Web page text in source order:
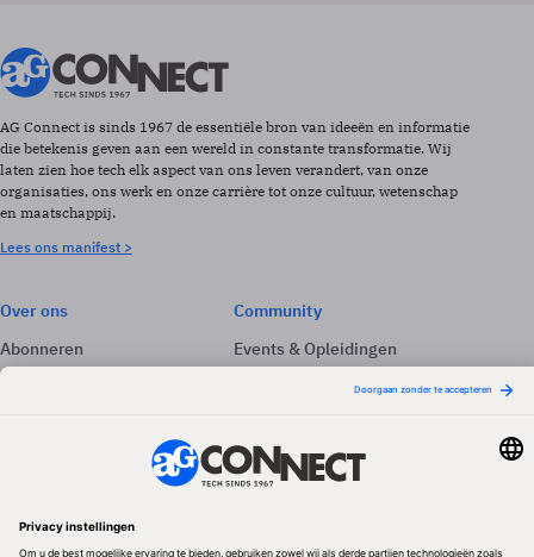
AG Connect is sinds 1967 de essentiële bron van ideeën en informatie
die betekenis geven aan een wereld in constante transformatie. Wij
laten zien hoe tech elk aspect van ons leven verandert, van onze
organisaties, ons werk en onze carrière tot onze cultuur, wetenschap
en maatschappij.
Lees ons manifest >
Over ons
Abonneren
Adverteren
Community
Events & Opleidingen
Volg ons